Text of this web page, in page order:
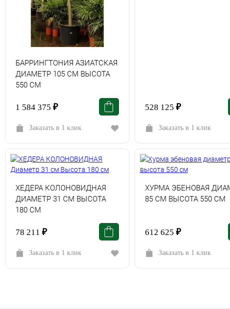
БАРРИНГТОНИЯ АЗИАТСКАЯ
ДИАМЕТР 105 СМ ВЫСОТА
550 СМ
1 584 375 ₽
Заказать в 1 клик
528 125 ₽
Заказать в 1 клик
ХЕДЕРА КОЛОНОВИДНАЯ
ДИАМЕТР 31 СМ ВЫСОТА
180 СМ
78 211 ₽
Заказать в 1 клик
ХУРМА ЭБЕНОВАЯ
85 СМ ВЫСОТА 550 СМ
612 625 ₽
Заказать в 1 клик